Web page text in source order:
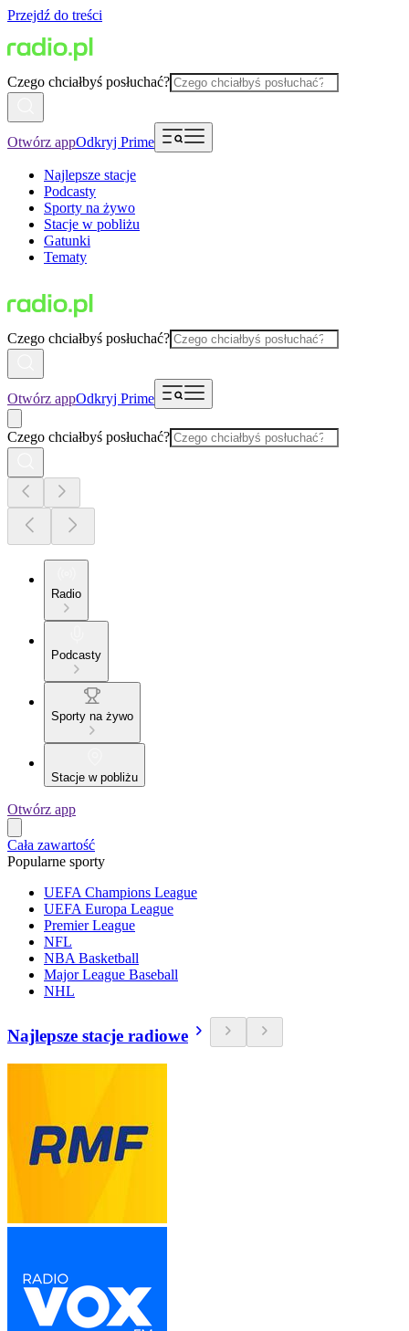
Przejdź do treści
Czego chciałbyś posłuchać?
Otwórz appOdkryj Prime
Najlepsze stacje
Podcasty
Sporty na żywo
Stacje w pobliżu
Gatunki
Tematy
Czego chciałbyś posłuchać?
Otwórz appOdkryj Prime
Czego chciałbyś posłuchać?
Radio
Podcasty
Sporty na żywo
Stacje w pobliżu
Otwórz app
Cała zawartość
Popularne sporty
UEFA Champions League
UEFA Europa League
Premier League
NFL
NBA Basketball
Major League Baseball
NHL
Najlepsze stacje radiowe